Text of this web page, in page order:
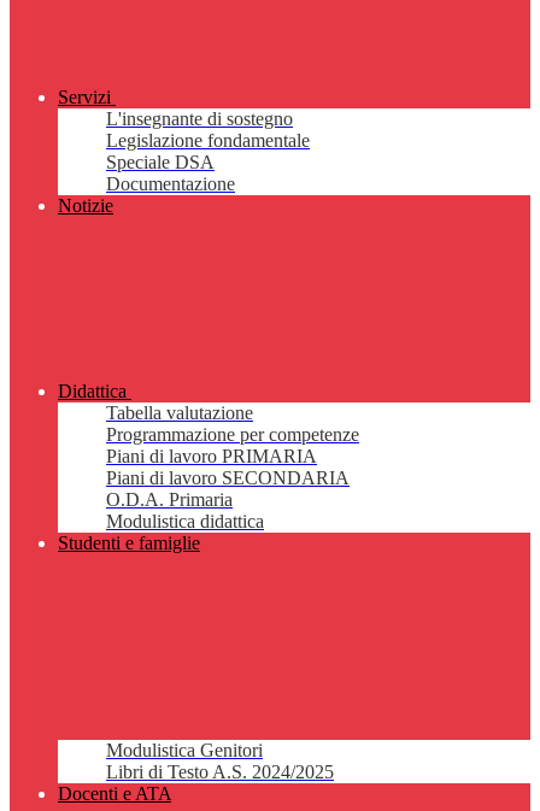
Servizi
L'insegnante di sostegno
Legislazione fondamentale
Speciale DSA
Documentazione
Notizie
Didattica
Tabella valutazione
Programmazione per competenze
Piani di lavoro PRIMARIA
Piani di lavoro SECONDARIA
O.D.A. Primaria
Modulistica didattica
Studenti e famiglie
Modulistica Genitori
Libri di Testo A.S. 2024/2025
Docenti e ATA